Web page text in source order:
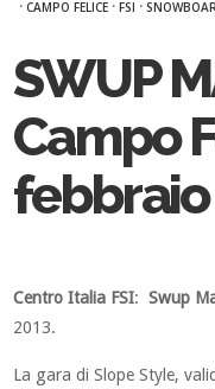
·CAMPO FELICE ·FSI ·
SWUP
Campo
febbraio
Centro Italia FSI:Swup
2013.
La gara di Slope Style,